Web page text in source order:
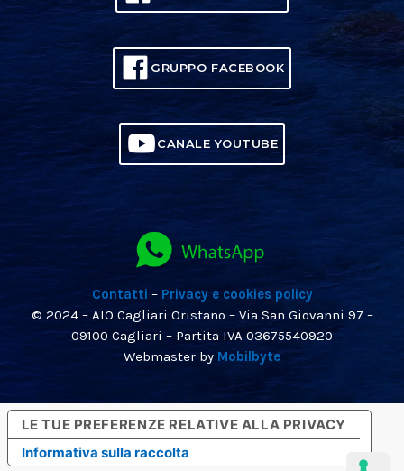
GRUPPO FACEBOOK
CANALE YOUTUBE
Contatti – Privacy e cookies policy
© 2024 – AIO Cagliari Oristano – Via San Giovanni 97 –
09100 Cagliari – Partita IVA 03675540920
Webmaster by Mobilbyte
Informativa sulla raccolta
LE TUE PREFERENZE RELATIVE ALLA PRIVACY